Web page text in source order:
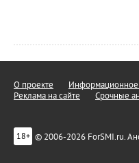
О проекте Информационное
Реклама на сайте
Срочные
18+ © 2006-2026 ForSMI.ru.